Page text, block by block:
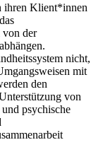
ihren Klient*innen
von der
nicht,
mit
den
von
psychische